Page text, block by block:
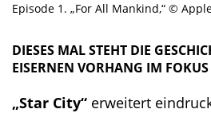
Episode 1. „For All Mankind,“ ©
DIESES MAL STEHT DIE
EISERNEN VORHANG IM FOKUS
„Star City“ erweitert